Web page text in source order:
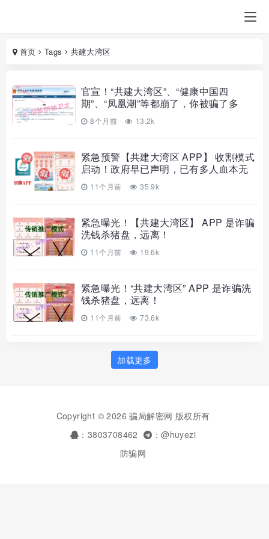
首页 Tags 共建大湾区
官宣！“共建大湾区”、“健康中国四
期”、“凤凰潮”等都崩了，你被骗了多
8个月前 13.2k
紧急预警【共建大湾区 APP】 收割模式
启动！政府早已声明，已有多人血本无
归 11个月前 35.9k
紧急曝光！【共建大湾区】 APP 是诈骗
洗钱杀猪盘，远离！
11个月前 19.6k
紧急曝光！“共建大湾区” APP 是诈骗洗
钱杀猪盘，远离！
11个月前 73.6k
加载更多
Copyright © 2026 骗局解密网 版权所有
：3803708462
：@huyezi
防骗网